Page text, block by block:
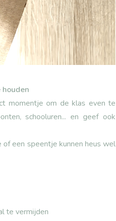
momentje om de klas even te
schooluren... en geef ook
een speentje kunnen heus wel
te vermijden